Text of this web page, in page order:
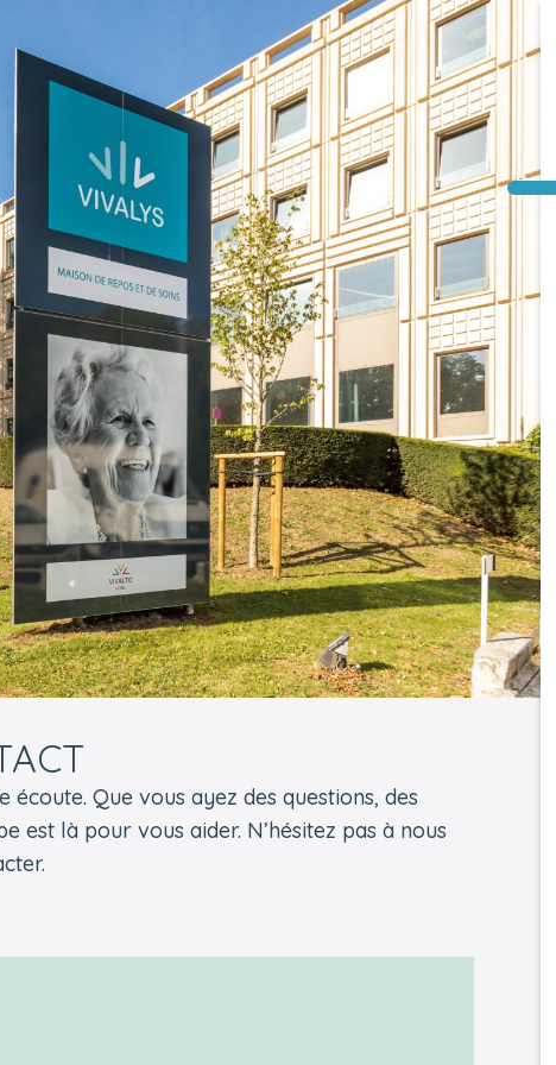
Que vous ayez des questions, des
est là pour vous aider. N’hésitez pas à nous